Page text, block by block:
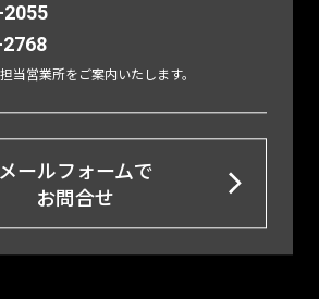
当営業所をご案内いたします。
メールフォームで
お問合せ